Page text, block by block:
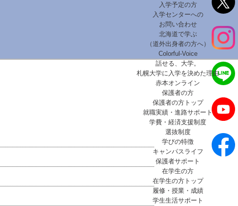
入学予定の方
入学センターへの
お問い合わせ
北海道で学ぶ
（道外出身者の方へ）
Colorful-Voice
話せる、大学。
札幌大学に入学を決めた理由
赤本オンライン
保護者の方
保護者の方トップ
就職実績・進路サポート
学費・経済支援制度
選抜制度
学びの特徴
キャンパスライフ
保護者サポート
在学生の方
在学生の方トップ
履修・授業・成績
学生生活サポート